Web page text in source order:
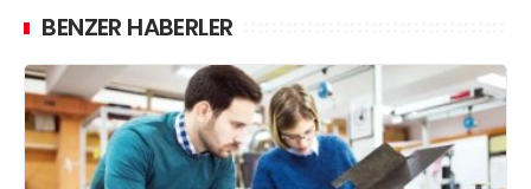
BENZER HABERLER